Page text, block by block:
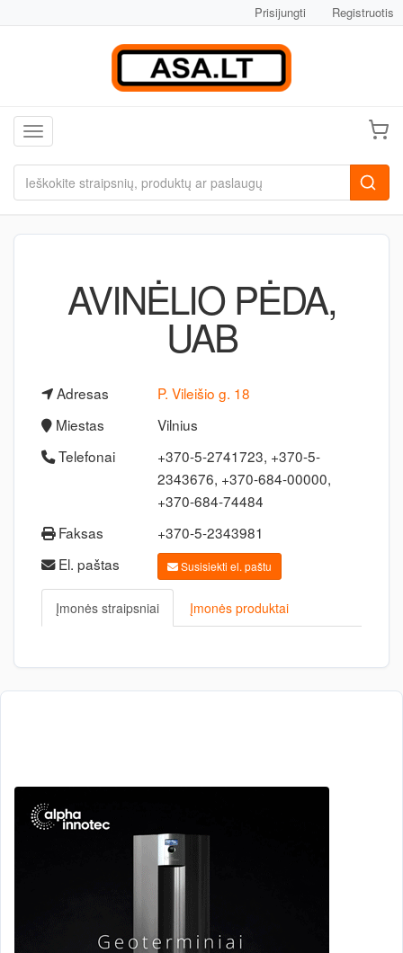
Prisijungti Registruotis
Toggle navigation
AVINĖLIO PĖDA,
UAB
Adresas
P. Vileišio g. 18
Miestas
Vilnius
Telefonai
+370-5-2741723, +370-5-
2343676, +370-684-00000,
+370-684-74484
Faksas
+370-5-2343981
El. paštas
Susisiekti el. paštu
Įmonės straipsniai Įmonės produktai